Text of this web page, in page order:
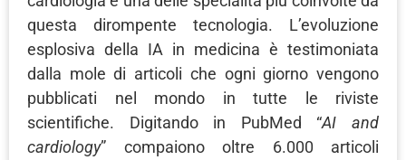
questa dirompente tecnologia. L’evoluzione
esplosiva della IA in medicina è testimoniata
dalla mole di articoli che ogni giorno vengono
pubblicati nel mondo in tutte le riviste
scientifiche. Digitando in PubMed “AI and
cardiology” compaiono oltre 6.000 articoli